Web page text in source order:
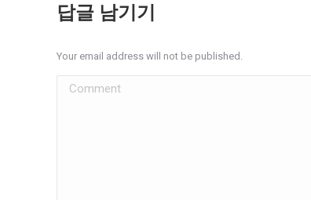
답글 남기기
Your email address will not be published.
Comment